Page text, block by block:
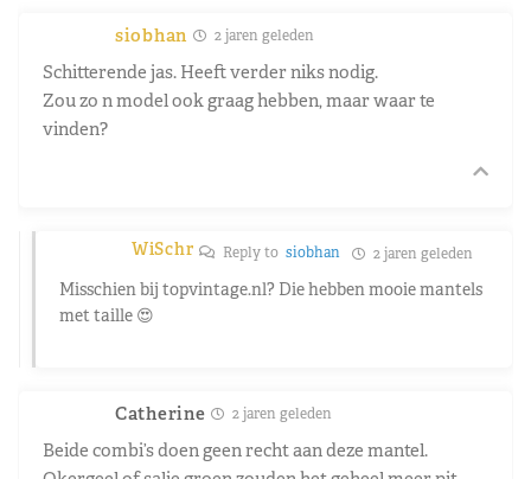
siobhan 2 jaren geleden
Schitterende jas. Heeft verder niks nodig.
Zou zo n model ook graag hebben, maar waar te
vinden?
WiSchr Reply tosiobhan 2 jaren geleden
Misschien bij topvintage.nl? Die hebben mooie mantels
met taille 😍
Catherine 2 jaren geleden
Beide combi’s doen geen recht aan deze mantel.